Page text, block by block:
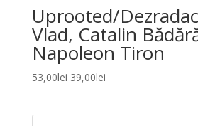
Uprooted/
Vlad, Catalin
Napoleon Tiron
53,00lei Original
39,00leiCurrent